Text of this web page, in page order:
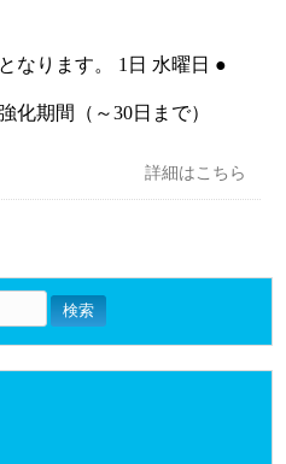
なります。 1日 水曜日 ●
化期間（～30日まで）
詳細はこちら